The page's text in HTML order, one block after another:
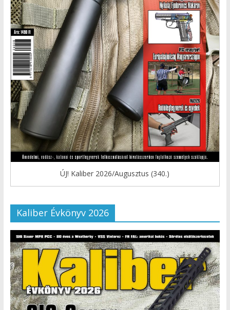
ÚJ! Kaliber 2026/Augusztus (340.)
Kaliber Évkönyv 2026